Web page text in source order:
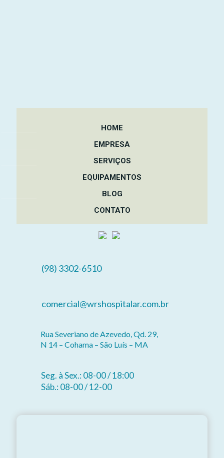
HOME
EMPRESA
SERVIÇOS
EQUIPAMENTOS
BLOG
CONTATO
(98) 3302-6510
comercial@wrshospitalar.com.br
Rua Severiano de Azevedo, Qd. 29,
N 14 – Cohama – São Luís – MA
Seg. à Sex.: 08-00 / 18:00
Sáb.: 08-00 / 12-00